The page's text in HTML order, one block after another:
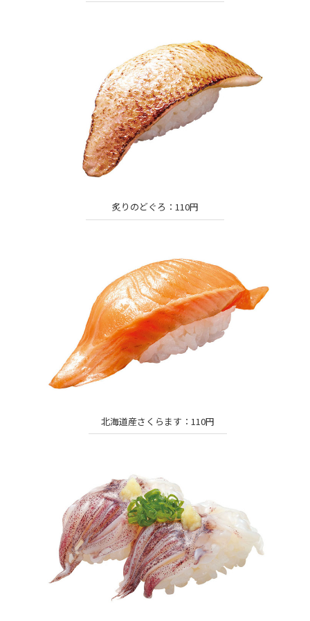
炙りのどぐろ：110円
北海道産さくらます：110円